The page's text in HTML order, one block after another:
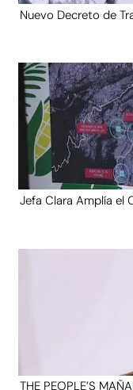
Nuevo Decreto de
Jefa Clara Amplía el
THE PEOPLE’S